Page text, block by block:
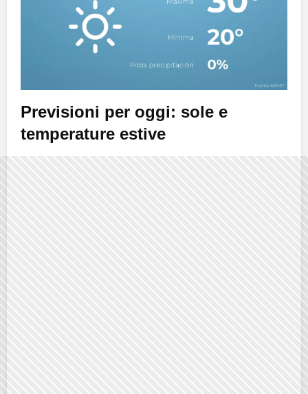
Previsioni per oggi: sole e
temperature estive